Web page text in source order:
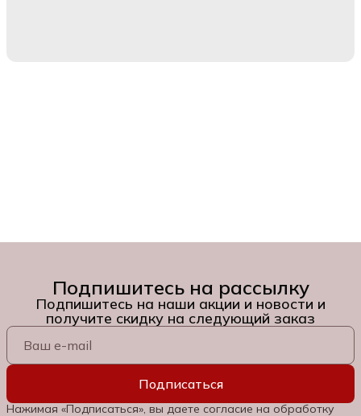
Подпишитесь на рассылку
Подпишитесь на наши акции и новости и
получите скидку на следующий заказ
Подписаться
Нажимая «Подписаться», вы даете согласие на обработку